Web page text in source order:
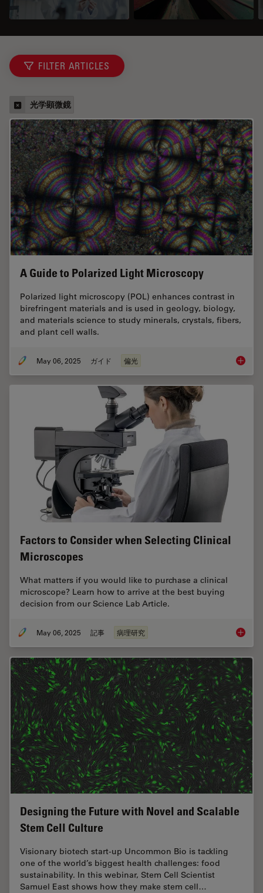
FILTER ARTICLES
光学顕微鏡
A Guide to Polarized Light Microscopy
Polarized light microscopy (POL) enhances contrast in
birefringent materials and is used in geology, biology,
and materials science to study minerals, crystals, fibers,
and plant cell walls.
May 06, 2025 ガイド 偏光 A
Factors to Consider when Selecting Clinical
Microscopes
What matters if you would like to purchase a clinical
microscope? Learn how to arrive at the best buying
decision from our Science Lab Article.
May 06, 2025 記事 病理研究 Factors
Designing the Future with Novel and Scalable
Stem Cell Culture
Visionary biotech start-up Uncommon Bio is tackling
one of the world’s biggest health challenges: food
sustainability. In this webinar, Stem Cell Scientist
Samuel East shows how they make stem cell…